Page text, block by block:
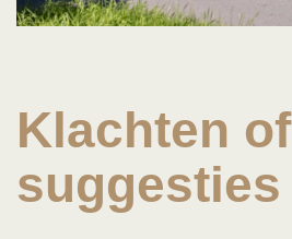
Klachten of
suggesties